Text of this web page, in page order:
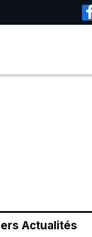
Actualités